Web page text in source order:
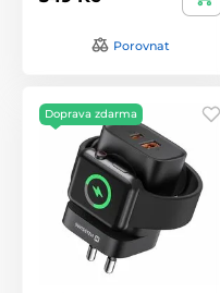
Porovnat
Doprava zdarma